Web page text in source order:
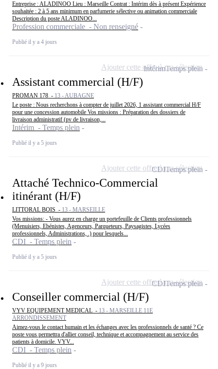
Entreprise : ALADINOO Lieu : Marseille Contrat : Intérim dès à présent Expérience
souhaitée : 2 à 5 ans minimum en parfumerie sélective ou animation commerciale
Description du poste ALADINOO...
Profession commerciale - Non renseigné
Publié il y a 4 jours
Assistant commercial (H/F)
PROMAN 178 - 13 - AUBAGNE
Le poste : Nous recherchons à compter de juillet 2026, 1 assistant commercial H/F
pour une concession automobile Vos missions : Préparation des dossiers de
livraison administratif (pv de livraison,...
Intérim - Temps plein
Publié il y a 5 jours
IntérimTemps plein
Ajouter cette offre à ma sélection
Attaché Technico-Commercial
itinérant (H/F)
LITTORAL BOIS - 13 - MARSEILLE
Vos missions: - Vous aurez en charge un portefeuille de Clients professionnels
(Menuisiers, Ebénistes, Agenceurs, Parqueteurs, Paysagistes, Lycées
professionnels, Administrations, .) pour lesquels...
CDI - Temps plein
Publié il y a 5 jours
CDITemps plein
Ajouter cette offre à ma sélection
Conseiller commercial (H/F)
VYV EQUIPEMENT MEDICAL - 13 - MARSEILLE 11E
ARRONDISSEMENT
Aimez-vous le contact humain et les échanges avec les professionnels de santé ? Ce
poste vous permettra d'allier conseil, technique et accompagnement au service des
patients à domicile. VYV...
CDI - Temps plein
Publié il y a 9 jours
CDITemps plein
Ajouter cette offre à ma sélection